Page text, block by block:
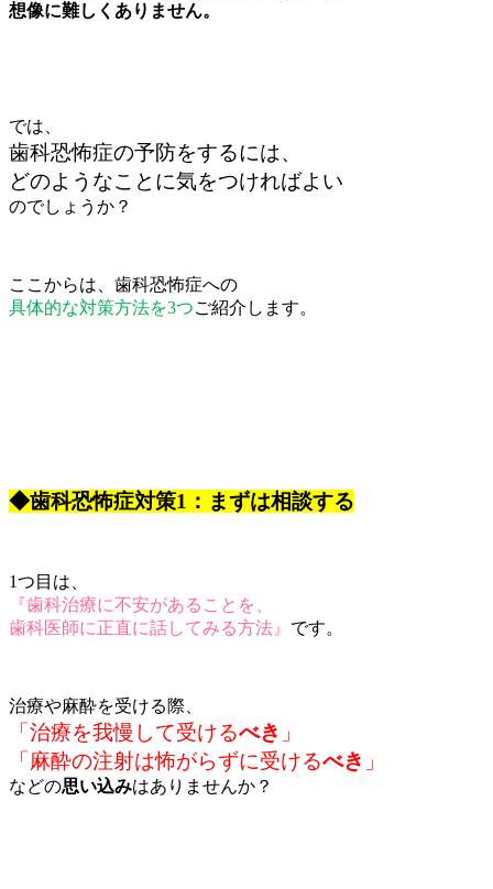
想像に難しくありません。
では、
歯科恐怖症の予防をするには、
どのようなことに気をつければよい
のでしょうか？
ここからは、歯科恐怖症への
具体的な対策方法を3つご紹介します。
◆歯科恐怖症対策1：まずは相談する
1つ目は、
『歯科治療に不安があることを、
歯科医師に正直に話してみる方法』 です。
治療や麻酔を受ける際、
「治療を我慢して受けるべき 」
「麻酔の注射は怖がらずに受けるべき 」
などの思い込みはありませんか？